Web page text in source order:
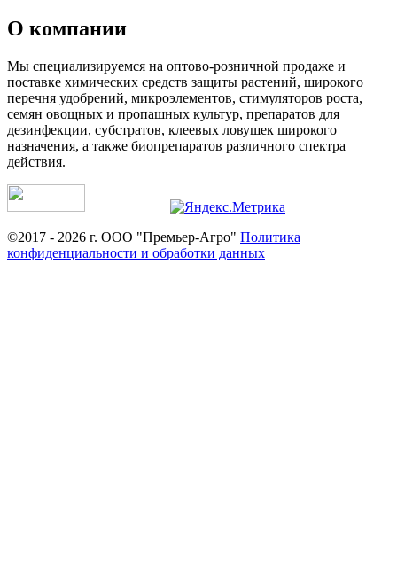
О компании
Мы специализируемся на оптово-розничной продаже и
поставке химических средств защиты растений, широкого
перечня удобрений, микроэлементов, стимуляторов роста,
семян овощных и пропашных культур, препаратов для
дезинфекции, субстратов, клеевых ловушек широкого
назначения, а также биопрепаратов различного спектра
действия.
©2017 - 2026 г. ООО "Премьер-Агро" Политика
конфиденциальности и обработки данных